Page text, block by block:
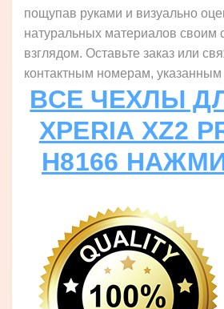
пощупав руками и визуально
натуральных материалов своим
взглядом. Оставьте заказ или
контактным номерам, указанным
ВСЕ ЧЕХЛЫ
XPERIA XZ2
H8166